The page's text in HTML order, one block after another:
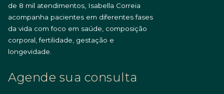
de 8 mil atendimentos, Isabella Correia
acompanha pacientes em diferentes fases
da vida com foco em saúde, composição
corporal, fertilidade, gestação e
longevidade.
Agende sua consulta